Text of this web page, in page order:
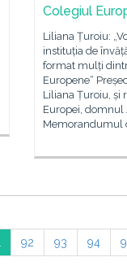
Colegiul
Liliana Țuroiu:
instituția de
format mulți
Europene“
Liliana Țuroiu, și
Europei, domnul
Memorandumul
92 93 94